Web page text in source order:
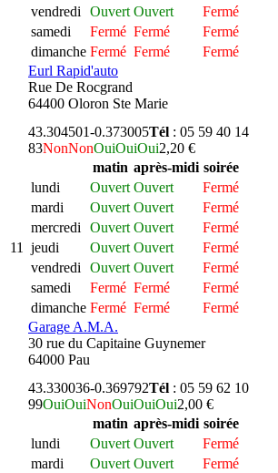
vendredi
Ouvert Ouvert
Fermé
samedi
Fermé Fermé
Fermé
dimanche Fermé Fermé
Fermé
Eurl Rapid'auto
Rue De Rocgrand
64400 Oloron Ste Marie
11
43.304501-0.373005Tél : 05 59 40 14
83NonNonOuiOuiOui2,20 €
matin après-midi soirée
lundi
Ouvert Ouvert
Fermé
mardi
Ouvert Ouvert
Fermé
mercredi
Ouvert Ouvert
Fermé
jeudi
Ouvert Ouvert
Fermé
vendredi
Ouvert Ouvert
Fermé
samedi
Fermé Fermé
Fermé
dimanche Fermé Fermé
Fermé
Garage A.M.A.
30 rue du Capitaine Guynemer
64000 Pau
43.330036-0.369792Tél : 05 59 62 10
99OuiOuiNonOuiOuiOui2,00 €
matin après-midi soirée
lundi
Ouvert Ouvert
Fermé
mardi
Ouvert Ouvert Fermé